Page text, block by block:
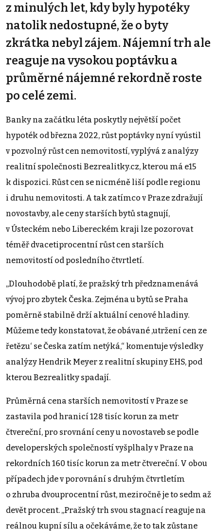
z minulých let, kdy byly hypotéky
natolik nedostupné, že o byty
zkrátka nebyl zájem. Nájemní trh ale
reaguje na vysokou poptávku a
průměrné nájemné rekordně roste
po celé zemi.
Banky na začátku léta poskytly největší počet
hypoték od března 2022, růst poptávky nyní vyústil
v pozvolný růst cen nemovitostí, vyplývá z analýzy
realitní společnosti Bezrealitky.cz, kterou má e15
k dispozici. Růst cen se nicméně liší podle regionu
i druhu nemovitosti. A tak zatímco v Praze zdražují
novostavby, ale ceny starších bytů stagnují,
v Ústeckém nebo Libereckém kraji lze pozorovat
téměř dvacetiprocentní růst cen starších
nemovitostí od posledního čtvrtletí.
„Dlouhodobě platí, že pražský trh předznamenává
vývoj pro zbytek Česka. Zejména u bytů se Praha
poměrně stabilně drží aktuální cenové hladiny.
Můžeme tedy konstatovat, že obávané ‚utržení cen ze
řetězu‘ se Česka zatím netýká,“ komentuje výsledky
analýzy Hendrik Meyer z realitní skupiny EHS, pod
kterou Bezrealitky spadají.
Průměrná cena starších nemovitostí v Praze se
zastavila pod hranicí 128 tisíc korun za metr
čtvereční, pro srovnání ceny u novostaveb se podle
developerských společností vyšplhaly v Praze na
rekordních 160 tisíc korun za metr čtvereční. V obou
případech jde v porovnání s druhým čtvrtletím
o zhruba dvouprocentní růst, meziročně je to sedm až
devět procent. „Pražský trh svou stagnací reaguje na
reálnou kupní sílu a očekáváme, že to tak zůstane